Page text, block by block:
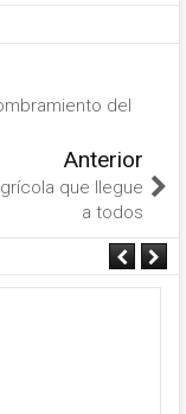
del
Anterior
que llegue
a todos